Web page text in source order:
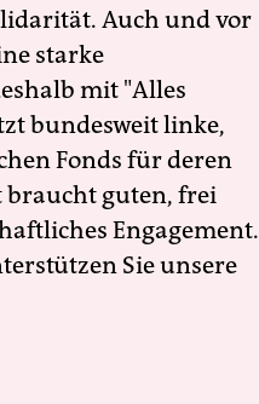
Auch und vor
starke
mit "Alles
bundesweit linke,
Fonds für deren
braucht guten, frei
Engagement.
Sie unsere